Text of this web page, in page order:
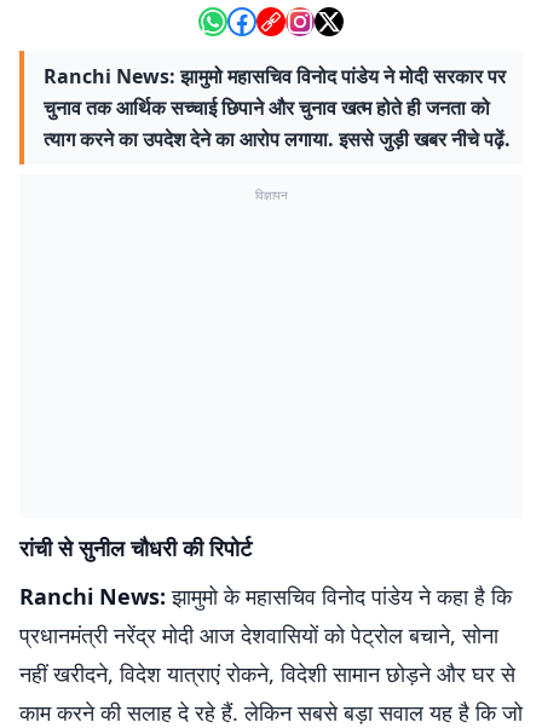
Ranchi News: झामुमो महासचिव विनोद पांडेय ने मोदी सरकार पर
चुनाव तक आर्थिक सच्चाई छिपाने और चुनाव खत्म होते ही जनता को
त्याग करने का उपदेश देने का आरोप लगाया. इससे जुड़ी खबर नीचे पढ़ें.
विज्ञापन
रांची से सुनील चौधरी की रिपोर्ट
Ranchi News:झामुमो के महासचिव विनोद पांडेय ने कहा है कि
प्रधानमंत्री नरेंद्र मोदी आज देशवासियों को पेट्रोल बचाने, सोना
नहीं खरीदने, विदेश यात्राएं रोकने, विदेशी सामान छोड़ने और घर से
काम करने की सलाह दे रहे हैं. लेकिन सबसे बड़ा सवाल यह है कि जो